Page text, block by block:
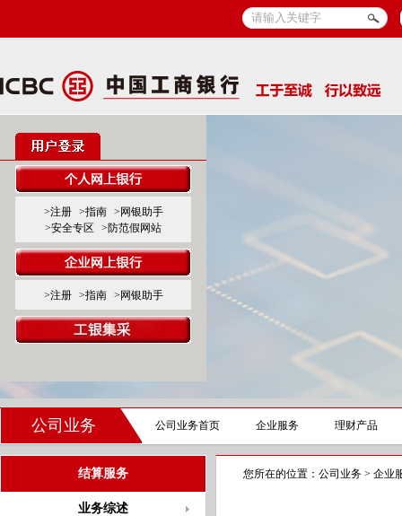
>注册 >指南
>网银助手
>安全专区
>防范假网站
>注册 >指南 >网银助手
公司业务 公司业务首页 企业服务 理财产品
结算服务
业务综述
您所在的位置： 公司业务 > 企业